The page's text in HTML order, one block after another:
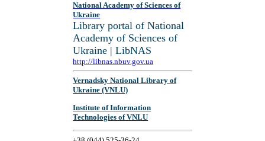
National Academy of Sciences of
Ukraine
Library portal of National
Academy of Sciences of
Ukraine | LibNAS
http://libnas.nbuv.gov.ua
Vernadsky National Library of
Ukraine (VNLU)
Institute of Information
Technologies of VNLU